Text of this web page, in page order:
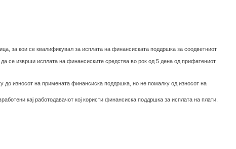
за кои се квалификувал за исплата на финансиската поддршка за соодветниот
се изврши исплата на финансиските средства во рок од 5 дена од прифатениот
до износот на примената финансиска поддршка, но не помалку од износот на
кај работодавачот кој користи финансиска поддршка за исплата на плати,